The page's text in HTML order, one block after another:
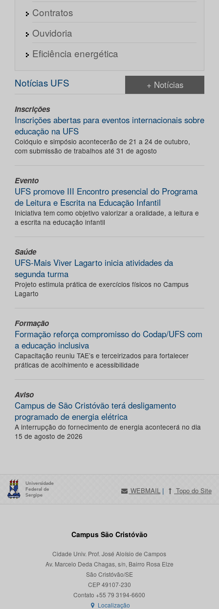
Contratos
Ouvidoria
Eficiência energética
Notícias UFS + Notícias
Inscrições
Inscrições abertas para eventos internacionais sobre
educação na UFS
Colóquio e simpósio acontecerão de 21 a 24 de outubro,
com submissão de trabalhos até 31 de agosto
Evento
UFS promove III Encontro presencial do Programa
de Leitura e Escrita na Educação Infantil
Iniciativa tem como objetivo valorizar a oralidade, a leitura e
a escrita na educação infantil
Saúde
UFS-Mais Viver Lagarto inicia atividades da
segunda turma
Projeto estimula prática de exercícios físicos no Campus
Lagarto
Formação
Formação reforça compromisso do Codap/UFS com
a educação inclusiva
Capacitação reuniu TAE’s e terceirizados para fortalecer
práticas de acolhimento e acessibilidade
Aviso
Campus de São Cristóvão terá desligamento
programado de energia elétrica
A interrupção do fornecimento de energia acontecerá no dia
15 de agosto de 2026
WEBMAIL | Topo do Site
Campus São Cristóvão
Cidade Univ. Prof. José Aloísio de Campos
Av. Marcelo Deda Chagas, s/n, Bairro Rosa Elze
São Cristóvão/SE
CEP 49107-230
Localização